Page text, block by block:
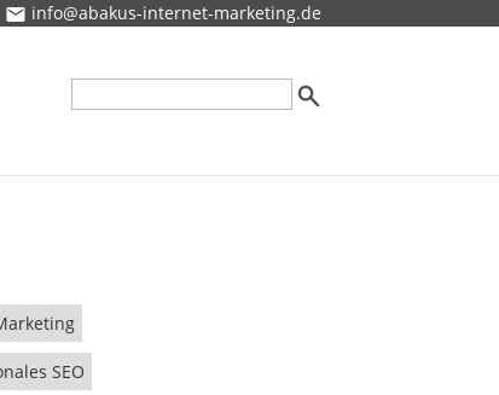
info@abakus-internet-marketing.de
SEO